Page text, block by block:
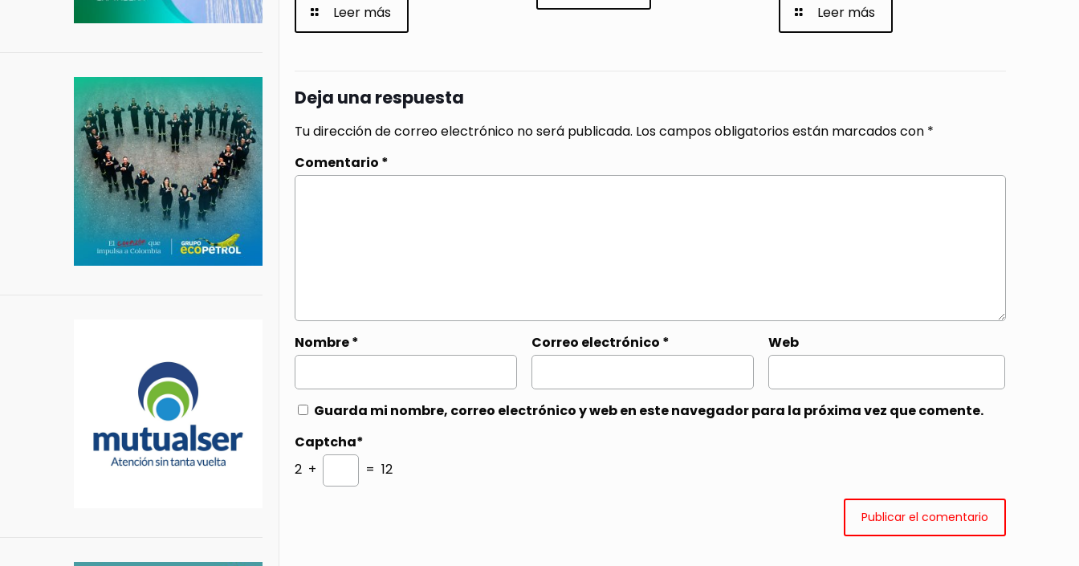
Leer más Leer más
Deja una respuesta
Tu dirección de correo electrónico no será publicada. Los campos obligatorios están marcados con *
Comentario *
Nombre* Correo electrónico * Web
Guarda mi nombre, correo electrónico y web en este navegador para la próxima vez que comente.
Captcha*
2 +
= 12